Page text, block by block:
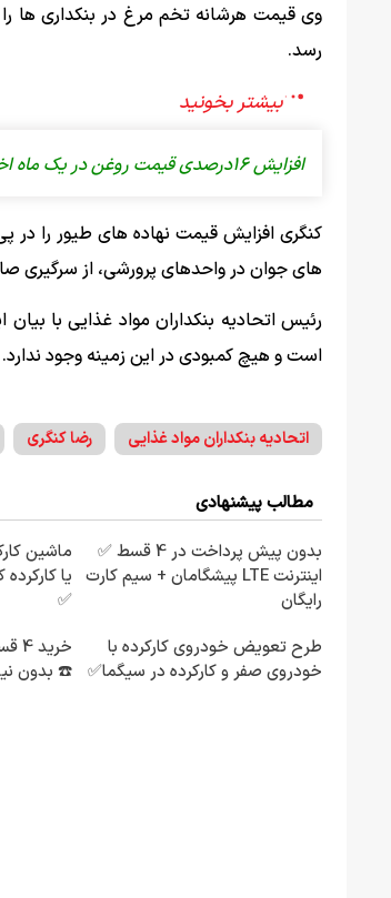
رسد.
افزایش ‍۱۶درصدی قیمت روغن در یک ماه اخیر
کنگری افزایش قیمت نهاده های طیور را در
های جوان در واحدهای پرورشی، از سرگیری
رئیس اتحادیه بنکداران مواد غذایی با
است و هیچ کمبودی در این زمینه وجود ندارد.
اتحادیه بنکداران مواد غذایی رضا کنگری
مطالب پیشنهادی
بدون پیش پرداخت در 4 قسط ✅
اینترنت LTE پیشگامان + سیم کارت
رایگان
ماشین
یا
✅
طرح تعویض خودروی کارکرده با
خودروی صفر و کارکرده در سیگما✅
☎️ بدون